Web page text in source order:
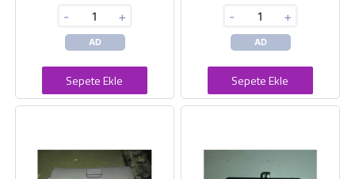
- +
AD
Sepete Ekle
- +
AD
Sepete Ekle